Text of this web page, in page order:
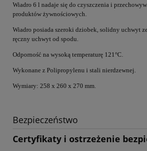
Wiadro 6 l nadaje się do czyszczenia i
produktów żywnościowych.
Wiadro posiada szeroki dziobek, solidny uchwyt
ręczny uchwyt od spodu.
Odporność na wysoką temperaturę 121°C.
Wykonane z Polipropylenu i stali nierdzewnej.
Wymiary: 258 x 260 x 270 mm.
Bezpieczeństwo
Certyfikaty i ostrzeżenie